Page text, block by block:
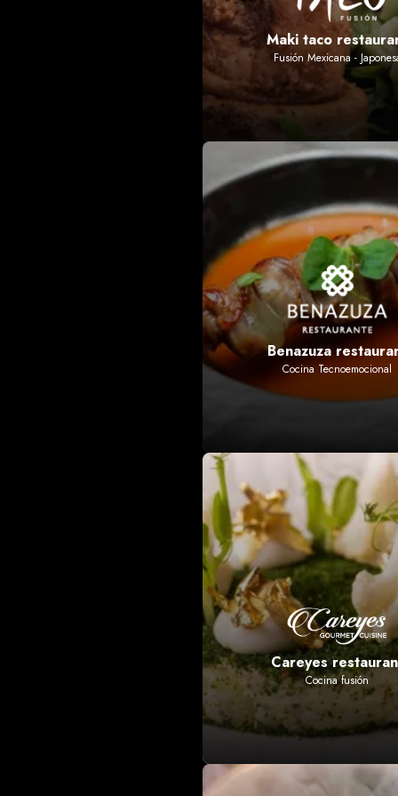
Maki taco
Fusión Mexicana -
Benazuza
Cocina Tecnoemocional
Careyes
Cocina fusión